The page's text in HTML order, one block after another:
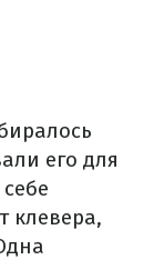
его для
клевера,